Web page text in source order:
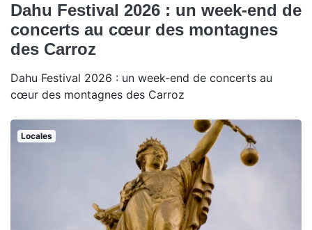
Dahu Festival 2026 : un week-end de
concerts au cœur des montagnes
des Carroz
Dahu Festival 2026 : un week-end de concerts au
cœur des montagnes des Carroz
Locales